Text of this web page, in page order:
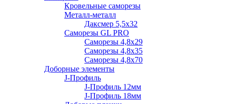
Кровельные саморезы
Металл-металл
Даксмер 5,5х32
Саморезы GL PRO
Сaморезы 4,8х29
Сaморезы 4,8х35
Сaморезы 4,8х70
Доборные элементы
J-Профиль
J-Профиль 12мм
J-Профиль 18мм